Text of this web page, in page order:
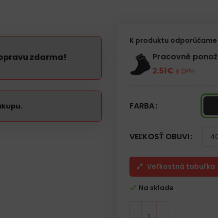
zdarma!
K produktu
Pracovné
2.51€ s DPH
FARBA
VEĽKOSŤ OBUVI
Veľkostná tabuľka
Na sklade